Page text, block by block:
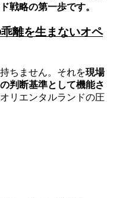
戦略の第一歩です。
離を生まないオペ
ちません。それを現場
判断基準として機能さ
リエンタルランドの圧